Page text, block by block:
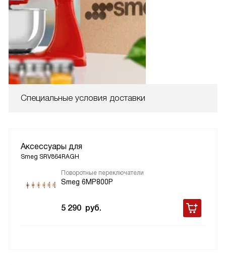
Специальные условия доставки
Аксессуары для
Smeg SRV864RAGH
Поворотные переключатели
Smeg 6MP800P
5 290 руб.